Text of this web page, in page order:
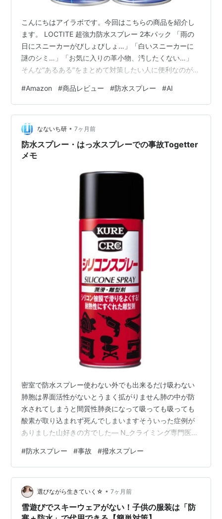
こんにちはアイラボです。今回はこちらの商品を紹介し
ます。 LOCTITE 超強力防水スプレー 2本パック 「雨の
日にスニーカーがびしょびしょ…」「白いスニーカーに
謎のシミ…」「お気に入りの革小物、汚したくない…」
そんな“あるある”をまとめて対策したい人に便利なのが、
ゃなく油汚れもはじくタイプなので、 通勤・通学・旅
行・アウトドアまで幅広く活躍します。 結論：こんな人
におすすめ おすすめ 雨や雪の季節に、靴・アウター・バ
ッグを守りたい人 子どもの靴やリュック、制服など「汚
れやすい布製品」を対策したい人 革小物（革靴・レザー
バッグ等…
#Amazon #商品レビュー #防水スプレー #AI
なないち研 • 7ヶ月前
防水スプレー・はっ水スプレーでの事故Togetter
メモ
密室で防水スプレー使わない外でも出来るだけ吸わない
肺胞は界面活性がないとうまく拡がりません肺の中が防
水されてしまうと間質性肺炎になって吸っても吸っても
酸素が取り込まれず死んでしまいますそういった症例が
ありました山好きの方でした— N_クライミング専門医
『密室で防水スプレーを使わない・できるだけ吸わな
い』注意を呼びかけるツイートにトラブルなどの報告が
寄せられる「狭い玄関で靴に防水スプレーして…」 -
Togetter https://togetter.com/li/1367692 togetter.com
#防水スプレー #事故 #撥水スプレー
選びながら生きていく☆ • 7ヶ月前
雪遊びでスキーウェアがない！子供の服装は「防